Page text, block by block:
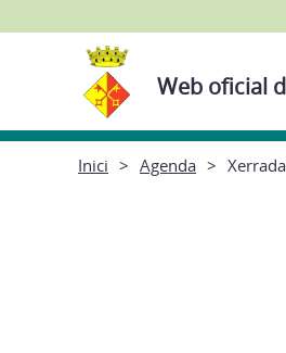
Web oficial
Inici Agenda